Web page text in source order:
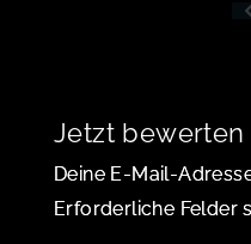
Jetzt bewerten
Deine E-Mail-
Erforderliche Felder